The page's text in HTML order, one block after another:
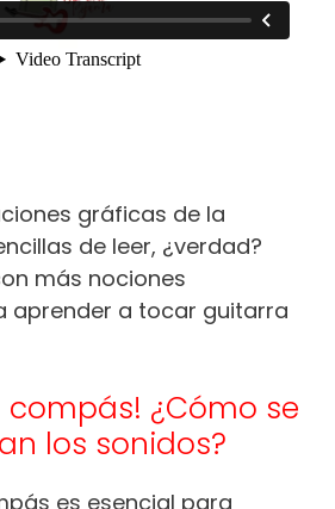
gráficas de la
de leer, ¿verdad?
más nociones
aprender a tocar guitarra
compás! ¿Cómo se
los sonidos?
es esencial para